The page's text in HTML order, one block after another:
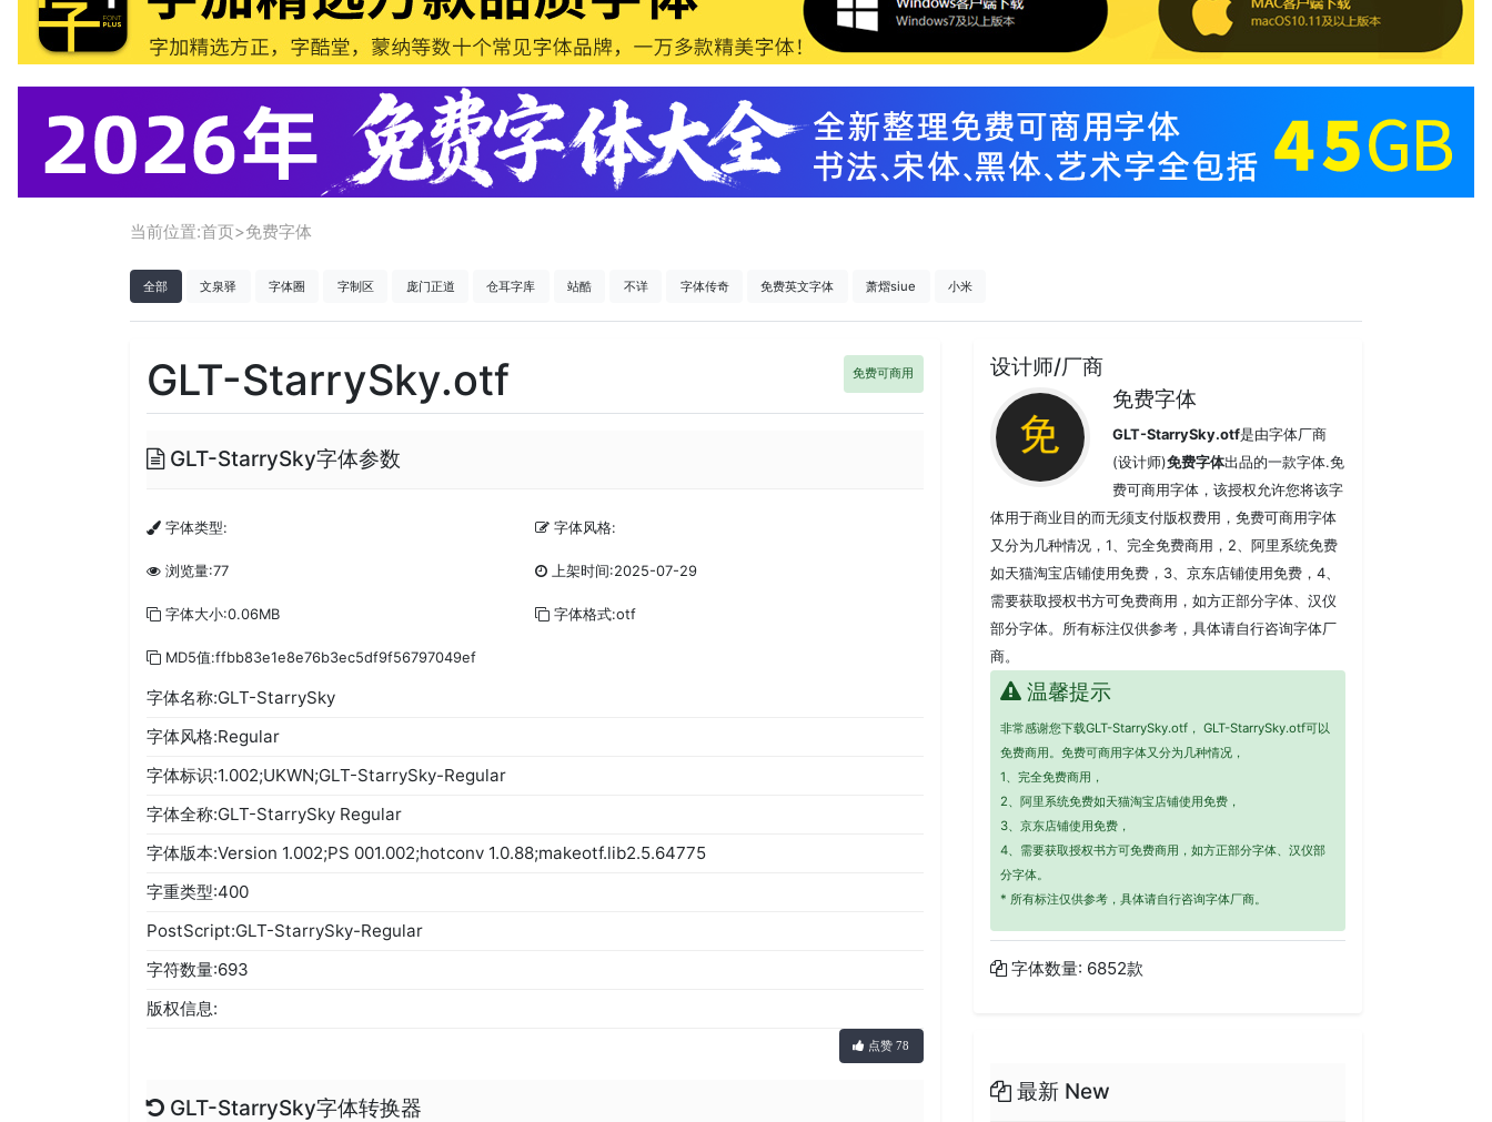
当前位置:首页>免费字体
全部 文泉驿 字体圈 字制区 庞门正道 仓耳字库 站酷 不详 字体传奇 免费英文字体 萧熠siue 小米
GLT-StarrySky.otf 免费可商用
GLT-StarrySky字体参数
字体类型: 字体风格:
浏览量:77 上架时间:2025-07-29
字体大小:0.06MB 字体格式:otf
MD5值:ffbb83e1e8e76b3ec5df9f56797049ef
字体名称:GLT-StarrySky
字体风格:Regular
字体标识:1.002;UKWN;GLT-StarrySky-Regular
字体全称:GLT-StarrySky Regular
字体版本:Version 1.002;PS 001.002;hotconv 1.0.88;makeotf.lib2.5.64775
字重类型:400
PostScript:GLT-StarrySky-Regular
字符数量:693
版权信息:
点赞 78
GLT-StarrySky字体转换器
设计师/厂商
免费字体
GLT-StarrySky.otf是由字体厂商
(设计师)免费字体出品的一款字体.免
费可商用字体，该授权允许您将该字
体用于商业目的而无须支付版权费用，免费可商用字体
又分为几种情况，1、完全免费商用，2、阿里系统免费
如天猫淘宝店铺使用免费，3、京东店铺使用免费，4、
需要获取授权书方可免费商用，如方正部分字体、汉仪
部分字体。所有标注仅供参考，具体请自行咨询字体厂
商。
温馨提示
非常感谢您下载GLT-StarrySky.otf， GLT-StarrySky.otf可以
免费商用。免费可商用字体又分为几种情况，
1、完全免费商用，
2、阿里系统免费如天猫淘宝店铺使用免费，
3、京东店铺使用免费，
4、需要获取授权书方可免费商用，如方正部分字体、汉仪部
分字体。
* 所有标注仅供参考，具体请自行咨询字体厂商。
字体数量: 6852款
最新 New